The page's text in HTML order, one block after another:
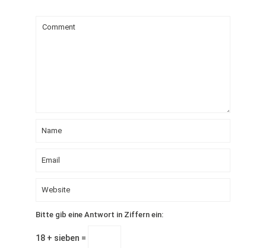
Bitte gib eine Antwort in Ziffern ein:
18 + sieben =